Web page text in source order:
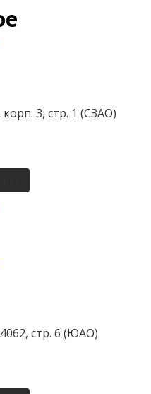
3, стр. 1 (СЗАО)
стр. 6 (ЮАО)